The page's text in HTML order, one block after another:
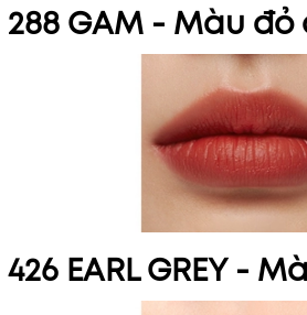
288 GAM - Màu đỏ
426 EARL GREY -